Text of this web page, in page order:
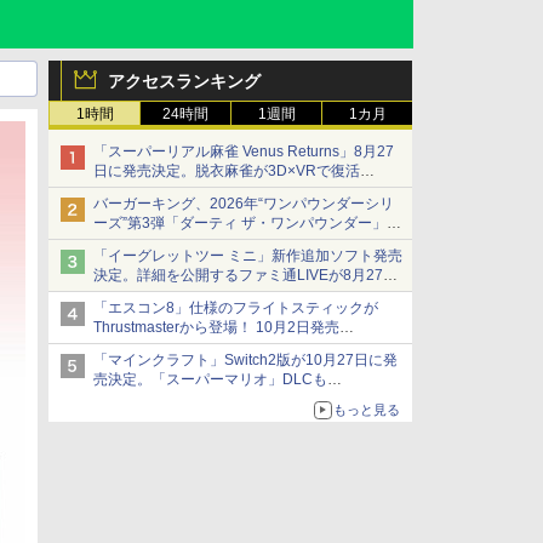
アクセスランキング
1時間 24時間 1週間 1カ月
「スーパーリアル麻雀 Venus Returns」8月27
日に発売決定。脱衣麻雀が3D×VRで復活
発売から2週間は20%オフになるセールが実施
バーガーキング、2026年“ワンパウンダーシリ
ーズ”第3弾「ダーティ ザ・ワンパウンダー」を
8月7日発売
「特製ガーリックマヨソース」を使用した超大
型チーズバーガー
「イーグレットツー ミニ」新作追加ソフト発売
決定。詳細を公開するファミ通LIVEが8月27日
20時から配信
シリーズ累計100タイトルへ
「エスコン8」仕様のフライトスティックが
Thrustmasterから登場！ 10月2日発売
ジョイスティックに振動機能を搭載。予約受付
も開始
「マインクラフト」Switch2版が10月27日に発
売決定。「スーパーマリオ」DLCも
Switch版からのアップグレードも可能に
もっと見る